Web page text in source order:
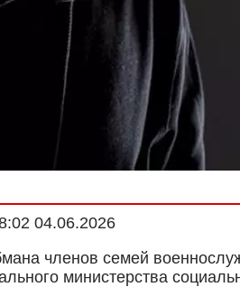
04.06.2026
членов семей
министерства